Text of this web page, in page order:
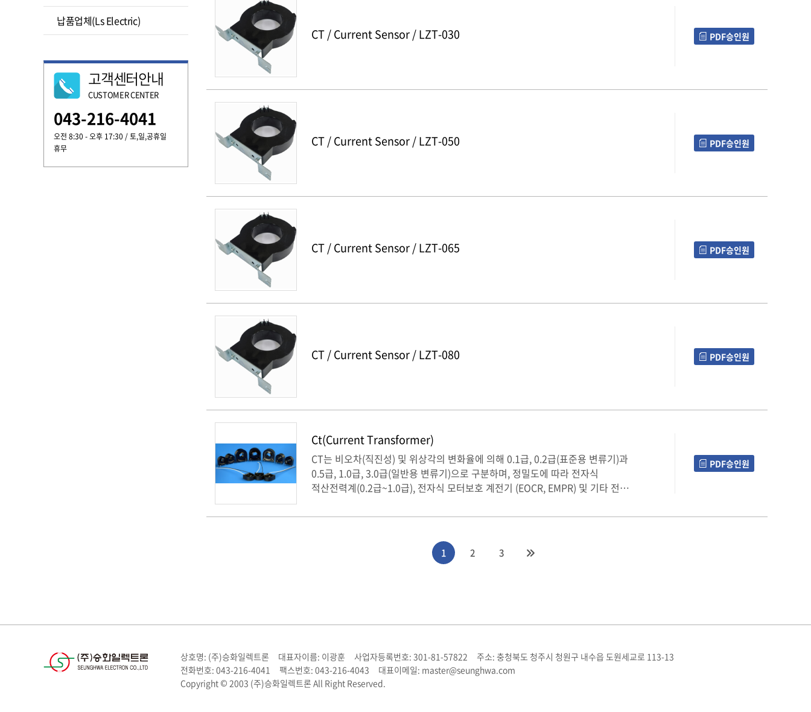
납품업체(Ls Electric)
고객센터안내
CUSTOMER CENTER
043-216-4041
오전 8:30 - 오후 17:30 / 토,일,공휴일
휴무
CT / Current Sensor / LZT-030 PDF승인원
CT / Current Sensor / LZT-050 PDF승인원
CT / Current Sensor / LZT-065 PDF승인원
CT / Current Sensor / LZT-080 PDF승인원
Ct(Current Transformer)
CT는 비오차(직진성) 및 위상각의 변화율에 의해 0.1급, 0.2급(표준용 변류기)과
0.5급, 1.0급, 3.0급(일반용 변류기)으로 구분하며, 정밀도에 따라 전자식
적산전력계(0.2급~1.0급), 전자식 모터보호 계전기 (EOCR, EMPR) 및 기타 전류
PDF승인원
1 2 3
상호명: (주)승화일렉트론 대표자이름: 이광훈 사업자등록번호: 301-81-57822
주소: 충청북도 청주시 청원구 내수읍 도원세교로 113-13
전화번호: 043-216-4041
팩스번호: 043-216-4043
대표이메일: master@seunghwa.com
Copyright © 2003 (주)승화일렉트론 All Right Reserved.